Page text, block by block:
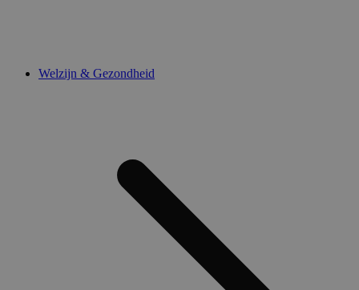
Welzijn & Gezondheid